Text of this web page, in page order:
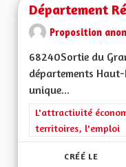
Département
Proposition
68240Sortie du
départements
unique...
Filtrer les résultats
L'attractivité
territoires, l'emploi
CRÉÉ LE